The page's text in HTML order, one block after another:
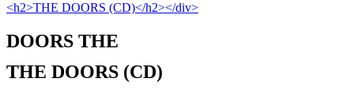
DOORS THE
THE DOORS (CD)